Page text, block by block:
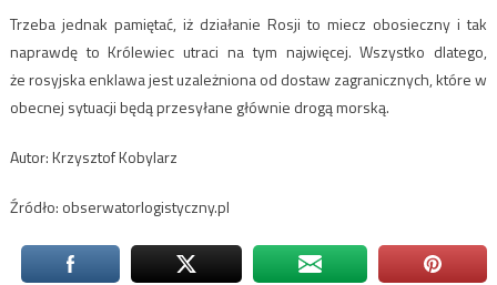
Trzeba jednak pamiętać, iż działanie Rosji to miecz obosieczny i tak
naprawdę to Królewiec utraci na tym najwięcej. Wszystko dlatego,
że rosyjska enklawa jest uzależniona od dostaw zagranicznych, które w
obecnej sytuacji będą przesyłane głównie drogą morską.
Autor: Krzysztof Kobylarz
Źródło: obserwatorlogistyczny.pl